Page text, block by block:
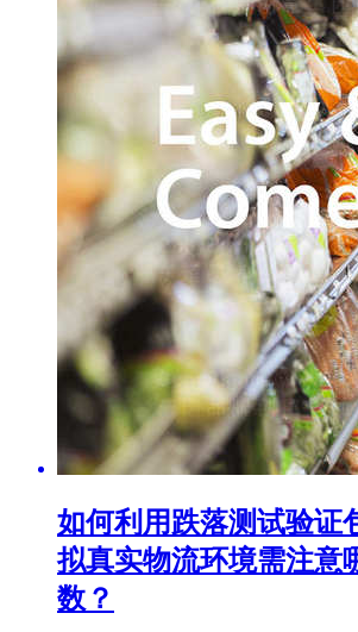
如何利用跌落测试验证
拟真实物流环境需注意
数？